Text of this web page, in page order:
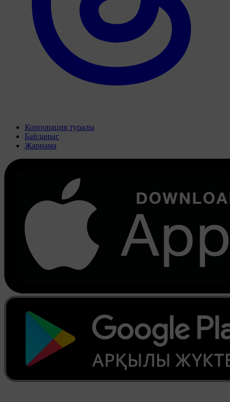
Корпорация туралы
Байланыс
Жарнама